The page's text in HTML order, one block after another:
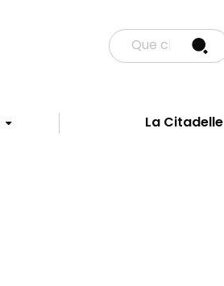
La Citadelle